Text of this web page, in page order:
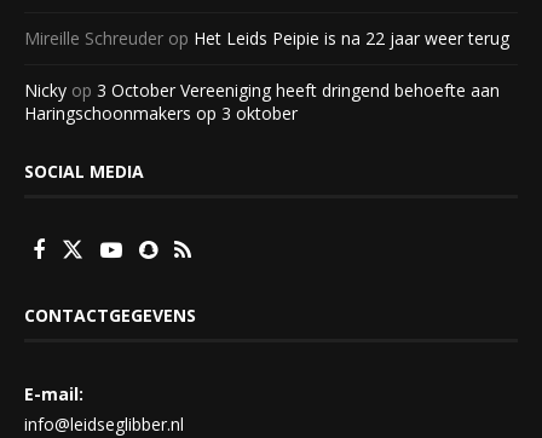
Mireille Schreuder op Het Leids Peipie is na 22 jaar weer terug
Nicky op 3 October Vereeniging heeft dringend behoefte aan
Haringschoonmakers op 3 oktober
SOCIAL MEDIA
CONTACTGEGEVENS
E-mail:
info@leidseglibber.nl